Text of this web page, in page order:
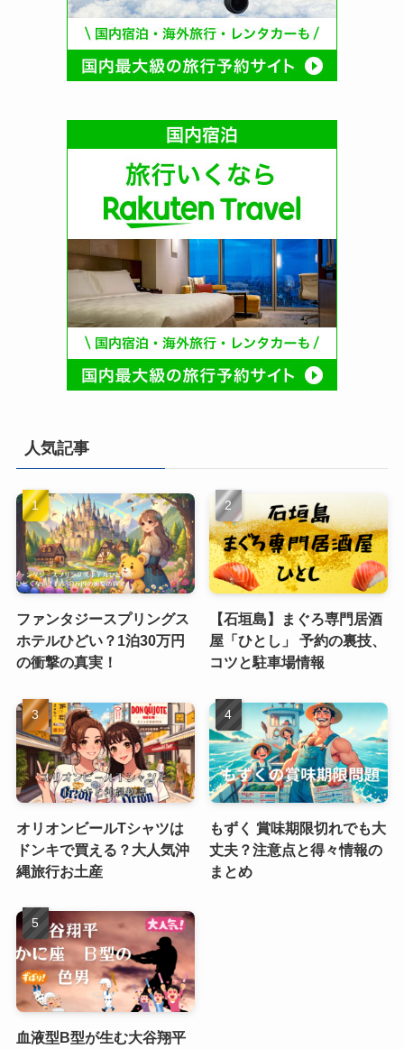
人気記事
ファンタジースプリングス
ホテルひどい？1泊30万円
の衝撃の真実！
【石垣島】まぐろ専門居酒
屋「ひとし」 予約の裏技、
コツと駐車場情報
オリオンビールTシャツは
ドンキで買える？大人気沖
縄旅行お土産
もずく 賞味期限切れでも大
丈夫？注意点と得々情報の
まとめ
血液型B型が生む大谷翔平